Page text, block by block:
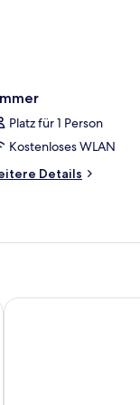
Platz für 1 Person
Kostenloses WLAN
Details
TITANIC Comfort